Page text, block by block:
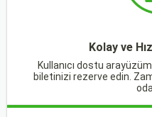
Kolay ve
Kullanıcı dostu
biletinizi rezerve edin.